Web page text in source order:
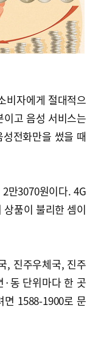
비자에게 절대적으
고 음성 서비스는
전화만을 썼을 때
만3070원이다. 4G
품이 불리한 셈이
, 진주우체국, 진주
동 단위마다 한 곳
면 1588-1900로 문